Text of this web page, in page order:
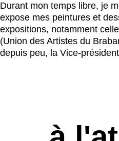
Durant mon temps libre, je
expose mes peintures et
expositions, notamment
(Union des Artistes du
depuis peu, la Vice-